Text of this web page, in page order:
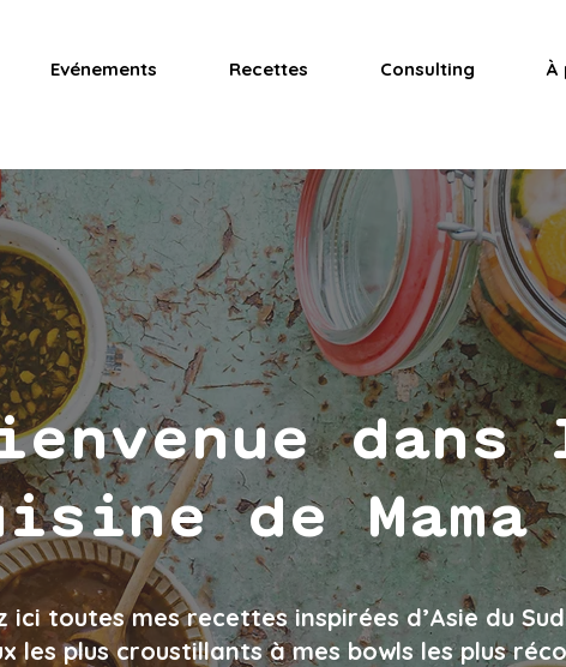
Evénements Recettes Consulting À
dans
de Mama
ici toutes mes recettes inspirées d’Asie du
les plus croustillants à mes bowls les plus